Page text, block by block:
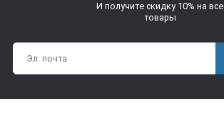
И получите скидку 10% на все
товары